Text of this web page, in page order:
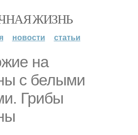
ЖИЗНЬ
новости статьи
на
с белыми
Грибы